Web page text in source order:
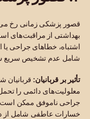
قصور پزشکی زمانی رخ
بهداشتی از مراقبت‌های
اشتباه، خطاهای جراحی یا
شامل عدم تشخیص سریع
تأثیر بر قربانیان:قربانیان
معلولیت‌های دائمی را
جراحی ناموفق ممکن
خسارات عاطفی شامل از